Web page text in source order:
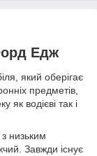
Едж
який оберігає
предметів,
як водієві так і
низьким
Завжди існує